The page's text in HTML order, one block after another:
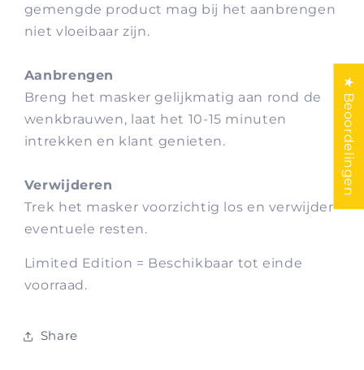
gemengde product mag bij het aanbrengen
niet vloeibaar zijn.
Aanbrengen
Breng het masker gelijkmatig aan rond de
wenkbrauwen, laat het 10-15 minuten
intrekken en klant genieten.
Verwijderen
Trek het masker voorzichtig los en verwijder
eventuele resten.
Limited Edition = Beschikbaar tot einde
voorraad.
Share
★ Beoordelingen